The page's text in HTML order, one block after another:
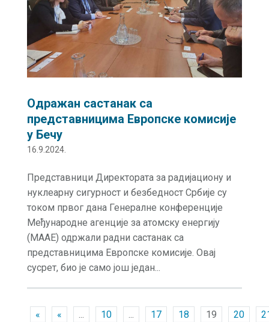
Одражан састанак са
представницима Европске комисије
у Бечу
16.9.2024.
Представници Директората за радијациону и
нуклеарну сигурност и безбедност Србије су
током првог дана Генералне конференције
Међународне агенције за атомску енергију
(МААЕ) одржали радни састанак са
представницима Европске комисије. Овај
сусрет, био је само још један...
« « ... 10 ... 17 18 19 20